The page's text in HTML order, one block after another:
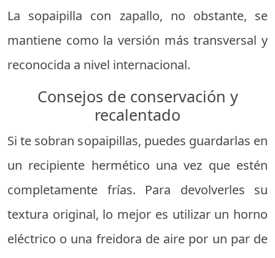
La sopaipilla con zapallo, no obstante, se
mantiene como la versión más transversal y
reconocida a nivel internacional.
Consejos de conservación y
recalentado
Si te sobran sopaipillas, puedes guardarlas en
un recipiente hermético una vez que estén
completamente frías. Para devolverles su
textura original, lo mejor es utilizar un horno
eléctrico o una freidora de aire por un par de